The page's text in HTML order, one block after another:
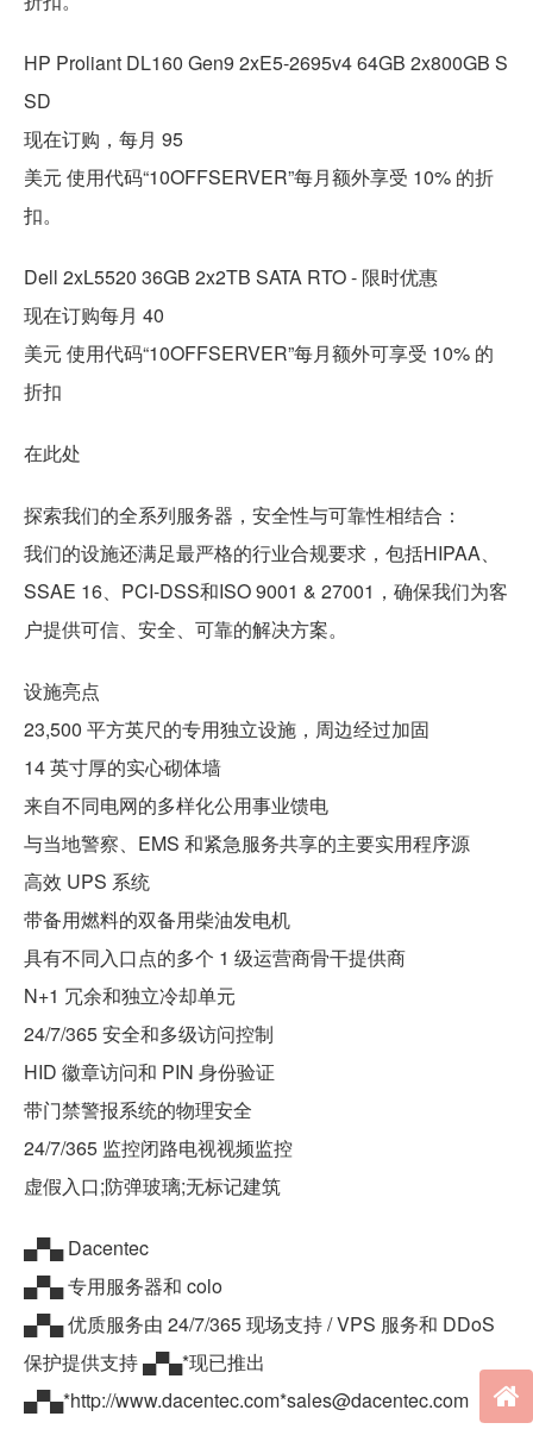
HP Proliant DL160 Gen9 2xE5-2695v4 64GB 2x800GB S
SD
现在订购，每月 95
美元 使用代码“10OFFSERVER”每月额外享受 10% 的折
扣。
Dell 2xL5520 36GB 2x2TB SATA RTO - 限时优惠
现在订购每月 40
美元 使用代码“10OFFSERVER”每月额外可享受 10% 的
折扣
在此处
探索我们的全系列服务器，安全性与可靠性相结合：
我们的设施还满足最严格的行业合规要求，包括HIPAA、
SSAE 16、PCI-DSS和ISO 9001 & 27001，确保我们为客
户提供可信、安全、可靠的解决方案。
设施亮点
23,500 平方英尺的专用独立设施，周边经过加固
14 英寸厚的实心砌体墙
来自不同电网的多样化公用事业馈电
与当地警察、EMS 和紧急服务共享的主要实用程序源
高效 UPS 系统
带备用燃料的双备用柴油发电机
具有不同入口点的多个 1 级运营商骨干提供商
N+1 冗余和独立冷却单元
24/7/365 安全和多级访问控制
HID 徽章访问和 PIN 身份验证
带门禁警报系统的物理安全
24/7/365 监控闭路电视视频监控
虚假入口;防弹玻璃;无标记建筑
▄▀▄ Dacentec
▄▀▄ 专用服务器和 colo
▄▀▄ 优质服务由 24/7/365 现场支持 / VPS 服务和 DDoS
保护提供支持 ▄▀▄*现已推出
▄▀▄*http://www.dacentec.com*sales@dacentec.com